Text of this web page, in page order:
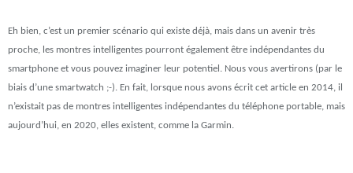
Eh bien, c’est un premier scénario qui existe déjà, mais dans un avenir très
proche, les montres intelligentes pourront également être indépendantes du
smartphone et vous pouvez imaginer leur potentiel. Nous vous avertirons (par le
biais d’une smartwatch ;-). En fait, lorsque nous avons écrit cet article en 2014, il
n’existait pas de montres intelligentes indépendantes du téléphone portable, mais
aujourd’hui, en 2020, elles existent, comme la Garmin.